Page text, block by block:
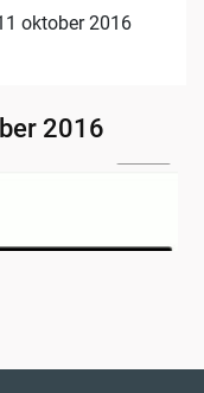
oktober 2016
2016